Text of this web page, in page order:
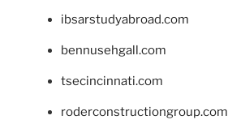
ibsarstudyabroad.com
bennusehgall.com
tsecincinnati.com
roderconstructiongroup.com